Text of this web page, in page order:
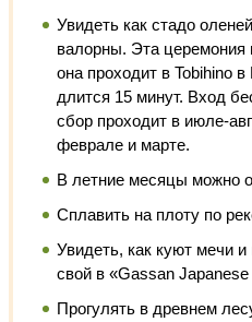
Увидеть как стадо
валорны. Эта церемония
она проходит в Tobihino
длится 15 минут. Вход
сбор проходит в июле-
феврале и марте.
В летние месяцы можно
Cплавить на плоту по
Увидеть, как куют мечи
свой в «Gassan
Прогулять в древнем